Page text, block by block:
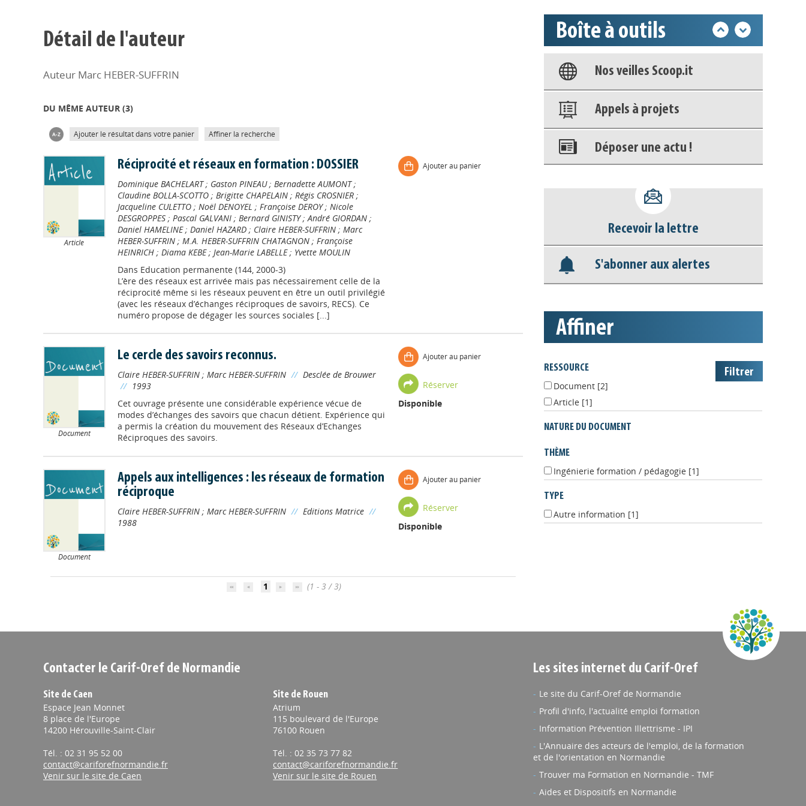
Détail de l'auteur
Auteur Marc HEBER-SUFFRIN
DU MÊME AUTEUR (3)
Ajouter le résultat dans votre panier Affiner la recherche
Article
Réciprocité et réseaux en formation : DOSSIER
Dominique BACHELART; Gaston PINEAU; Bernadette AUMONT;
Claudine BOLLA-SCOTTO; Brigitte CHAPELAIN; Régis CROSNIER;
Jacqueline CULETTO; Noël DENOYEL ; Françoise DEROY; Nicole
DESGROPPES; Pascal GALVANI; Bernard GINISTY;André GIORDAN;
Daniel HAMELINE; Daniel HAZARD; Claire HEBER-SUFFRIN; Marc
HEBER-SUFFRIN; M.A. HEBER-SUFFRIN CHATAGNON; Françoise
HEINRICH; Diama KEBE; Jean-Marie LABELLE; Yvette MOULIN
Dans Education permanente (144, 2000-3)
L’ère des réseaux est arrivée mais pas nécessairement celle de la
réciprocité même si les réseaux peuvent en être un outil privilégié
(avec les réseaux d’échanges réciproques de savoirs, RECS). Ce
numéro propose de dégager les sources sociales [...]
Ajouter au panier
Document
Le cercle des savoirs reconnus.
Claire HEBER-SUFFRIN; Marc HEBER-SUFFRIN // Desclée de Brouwer
// 1993
Cet ouvrage présente une considérable expérience vécue de
modes d’échanges des savoirs que chacun détient. Expérience qui
a permis la création du mouvement des Réseaux d’Echanges
Réciproques des savoirs.
Ajouter au panier
Réserver
Disponible
Document
Appels aux intelligences : les réseaux de formation
réciproque
Claire HEBER-SUFFRIN; Marc HEBER-SUFFRIN // Editions Matrice //
1988
Ajouter au panier
Réserver
Disponible
1 (1 - 3 / 3)
Boîte à outils
Base documentaire
Nos veilles Scoop.it
Appels à projets
Déposer une actu !
déconnecter)
Base documentaire
Nos veilles Scoop.it
Appels à projets
Recevoir la lettre
S'abonner aux alertes
affiner
RESSOURCE
Document [2]
Article [1]
NATURE DU DOCUMENT
THÈME
Ingénierie formation / pédagogie [1]
TYPE
Autre information [1]
Contacter le Carif-Oref de Normandie
Site de Caen
Espace Jean Monnet
8 place de l'Europe
14200 Hérouville-Saint-Clair
Tél. : 02 31 95 52 00
contact@cariforefnormandie.fr
Venir sur le site de Caen
Site de Rouen
Atrium
115 boulevard de l'Europe
76100 Rouen
Tél. : 02 35 73 77 82
contact@cariforefnormandie.fr
Venir sur le site de Rouen
Les sites internet du Carif-Oref
Le site du Carif-Oref de Normandie
Profil d'info, l'actualité emploi formation
Information Prévention Illettrisme - IPI
L'Annuaire des acteurs de l'emploi, de la formation
et de l'orientation en Normandie
Trouver ma Formation en Normandie - TMF
Aides et Dispositifs en Normandie